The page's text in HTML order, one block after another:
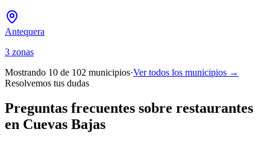
Antequera
3 zonas
Mostrando 10 de 102 municipios·Ver todos los municipios →
Resolvemos tus dudas
Preguntas frecuentes sobre restaurantes
en Cuevas Bajas